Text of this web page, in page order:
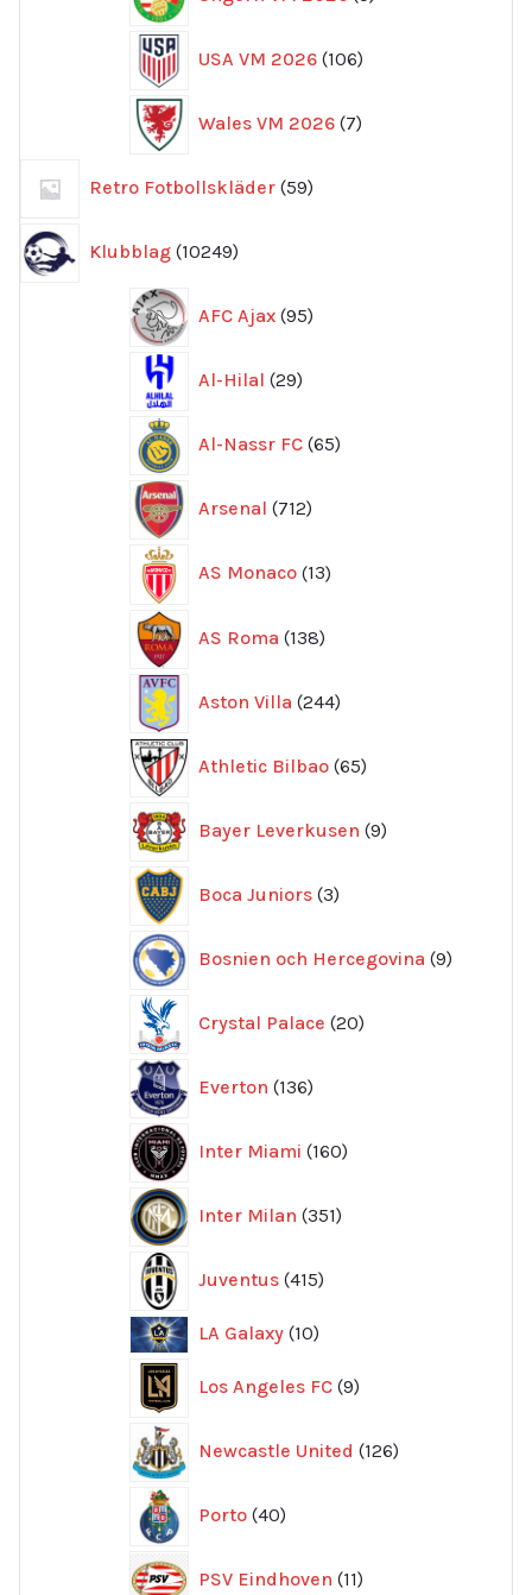
produkter
USA VM 2026 106
produkter
Wales VM 2026 7
produkter
Retro Fotbollskläder 59
produkter
Klubblag 10249
produkter
AFC Ajax 95
produkter
Al-Hilal 29
produkter
Al-Nassr FC 65
produkter
Arsenal 712
produkter
AS Monaco 13
produkter
AS Roma 138
produkter
Aston Villa 244
produkter
Athletic Bilbao 65
produkter
Bayer Leverkusen 9
produkter
Boca Juniors 3
produkter
Bosnien och Hercegovina 9
produkter
Crystal Palace 20
produkter
Everton 136
produkter
Inter Miami 160
produkter
Inter Milan 351
produkter
Juventus 415
produkter
LA Galaxy 1010
Los Angeles FC 9
produkter
Newcastle United 126
produkter
Porto 40
produkter
PSV Eindhoven 11